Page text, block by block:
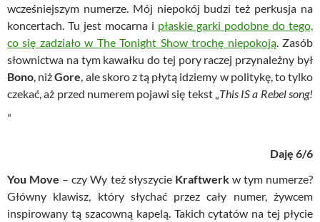
wcześniejszym numerze. Mój niepokój budzi też perkusja na
koncertach. Tu jest mocarna i płaskie garki podobne do tego,
co się zadziało w The Tonight Show trochę niepokoją. Zasób
słownictwa na tym kawałku do tej pory raczej przynależny był
Bono , niżGore , ale skoro z tą płytą idziemy w politykę, to tylko
czekać, aż przed numerem pojawi się tekst „ This IS a Rebel song!
Daję 6/6
You Move – czy Wy też słyszycie Kraftwerkw tym numerze?
Główny klawisz, który słychać przez cały numer, żywcem
inspirowany tą szacowną kapelą. Takich cytatów na tej płycie